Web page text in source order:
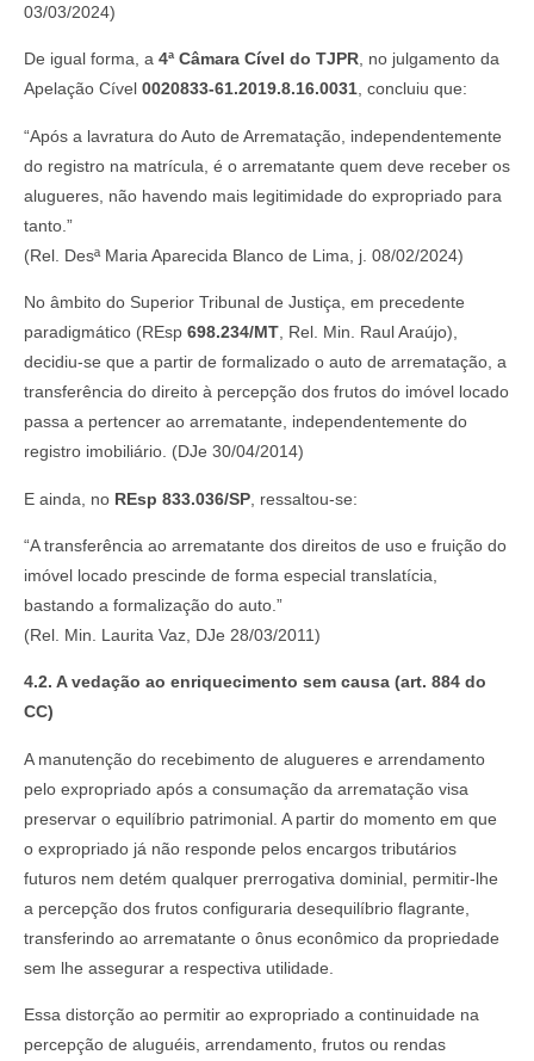
03/03/2024)
De igual forma, a 4ª Câmara Cível do TJPR, no julgamento da
Apelação Cível 0020833-61.2019.8.16.0031, concluiu que:
“Após a lavratura do Auto de Arrematação, independentemente
do registro na matrícula, é o arrematante quem deve receber os
alugueres, não havendo mais legitimidade do expropriado para
tanto.”
(Rel. Desª Maria Aparecida Blanco de Lima, j. 08/02/2024)
No âmbito do Superior Tribunal de Justiça, em precedente
paradigmático (REsp 698.234/MT , Rel. Min. Raul Araújo),
decidiu-se que a partir de formalizado o auto de arrematação, a
transferência do direito à percepção dos frutos do imóvel locado
passa a pertencer ao arrematante, independentemente do
registro imobiliário. (DJe 30/04/2014)
E ainda, no REsp 833.036/SP , ressaltou-se:
“A transferência ao arrematante dos direitos de uso e fruição do
imóvel locado prescinde de forma especial translatícia,
bastando a formalização do auto.”
(Rel. Min. Laurita Vaz, DJe 28/03/2011)
4.2. A vedação ao enriquecimento sem causa (art. 884 do
CC)
A manutenção do recebimento de alugueres e arrendamento
pelo expropriado após a consumação da arrematação visa
preservar o equilíbrio patrimonial. A partir do momento em que
o expropriado já não responde pelos encargos tributários
futuros nem detém qualquer prerrogativa dominial, permitir-lhe
a percepção dos frutos configuraria desequilíbrio flagrante,
transferindo ao arrematante o ônus econômico da propriedade
sem lhe assegurar a respectiva utilidade.
Essa distorção ao permitir ao expropriado a continuidade na
percepção de aluguéis, arrendamento, frutos ou rendas